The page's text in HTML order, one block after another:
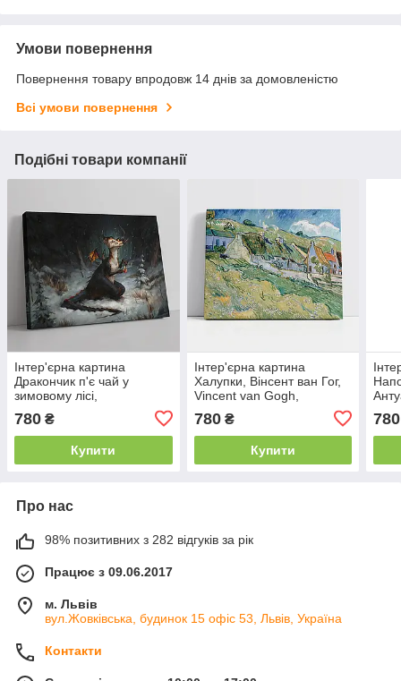
Умови повернення
Повернення товару впродовж 14 днів за домовленістю
Всі умови повернення
Подібні товари компанії
Інтер'єрна картина
Дракончик п'є чай у
зимовому лісі,
интер'єрний декор, 40×60
см
780 ₴
Купити
Інтер'єрна картина
Халупки, Вінсент ван Гог,
Vincent van Gogh,
интер'єрний декор, 45×60
см
780₴
Купити
см
780
Про нас
98% позитивних з 282 відгуків за рік
Працює з 09.06.2017
м. Львів
вул.Жовківська, будинок 15 офіс 53, Львів, Україна
Контакти